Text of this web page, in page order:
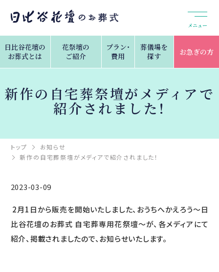
メニュー
日比谷花壇の
お葬式とは
花祭壇の
ご紹介
プラン・
費用
葬儀場を
探す
お急ぎの方
新作の自宅葬祭壇がメディアで
紹介されました！
トップ
お知らせ
新作の自宅葬祭壇がメディアで紹介されました！
2023-03-09
2月1日から販売を開始いたしました、おうちへかえろう〜日
比谷花壇のお葬式 自宅葬専用花祭壇〜が、各メディアにて
紹介、掲載されましたので、お知らせいたします。